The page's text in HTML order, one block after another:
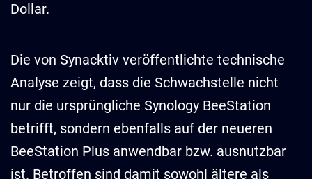
Dollar.
Die von Synacktiv veröffentlichte technische
Analyse zeigt, dass die Schwachstelle nicht
nur die ursprüngliche Synology BeeStation
betrifft, sondern ebenfalls auf der neueren
BeeStation Plus anwendbar bzw. ausnutzbar
ist. Betroffen sind damit sowohl ältere als